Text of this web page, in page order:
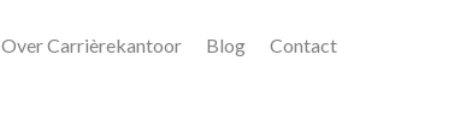
Over Carrièrekantoor Blog Contact